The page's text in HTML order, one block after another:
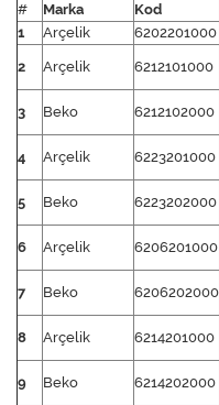
# Marka Kod
1
Arçelik 6202201000
2 Arçelik 6212101000
3 Beko 6212102000
4 Arçelik 6223201000
5 Beko 6223202000
6 Arçelik 6206201000
7 Beko 6206202000
8 Arçelik 6214201000
9 Beko 6214202000